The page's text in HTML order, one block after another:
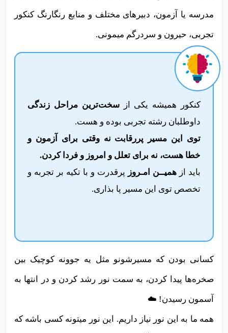
مدرسه یا آزمون، دبیرهای مختلف و منابع رنگارنگ کنکور
تجربی، حیرون و سردرگم میمونی.
کنکور همیشه یکی ازسخت‌ترین مراحل زندگی
داوطلبان رشته تجربی بوده و هست.
توی این مسیر پررقابت نه وقتی برای آزمون و
خطا هست، نه برای تعلل و امروز و فردا کردن.
باید از همیــن امـروز پرقدرت و با تکیه بر تجربه و
تخصص توی این مسیر پا بذاری.
کسانی بودن که مسیرشونو مثل یه جوونه کوچیک بین
صخره‌ها پیدا کردن، به سمت نور رشد کردن و در انتها به
آسمون رسیدن! ☁️
همه ما به این نور نیاز داریم. این نور میتونه کسی باشه که